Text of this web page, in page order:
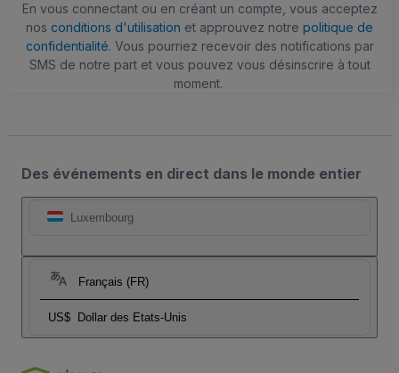
En vous connectant ou en créant un compte, vous acceptez
nos conditions d'utilisation et approuvez notre politique de
confidentialité. Vous pourriez recevoir des notifications par
SMS de notre part et vous pouvez vous désinscrire à tout
moment.
Des événements en direct dans le monde entier
Luxembourg
Français (FR)
US$ Dollar des Etats-Unis